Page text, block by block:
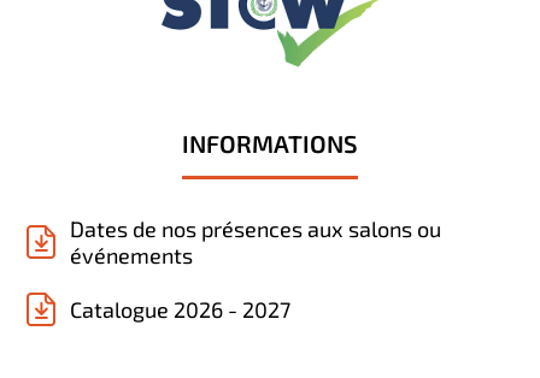
INFORMATIONS
Dates de nos présences aux salons ou
événements
Catalogue 2026 - 2027